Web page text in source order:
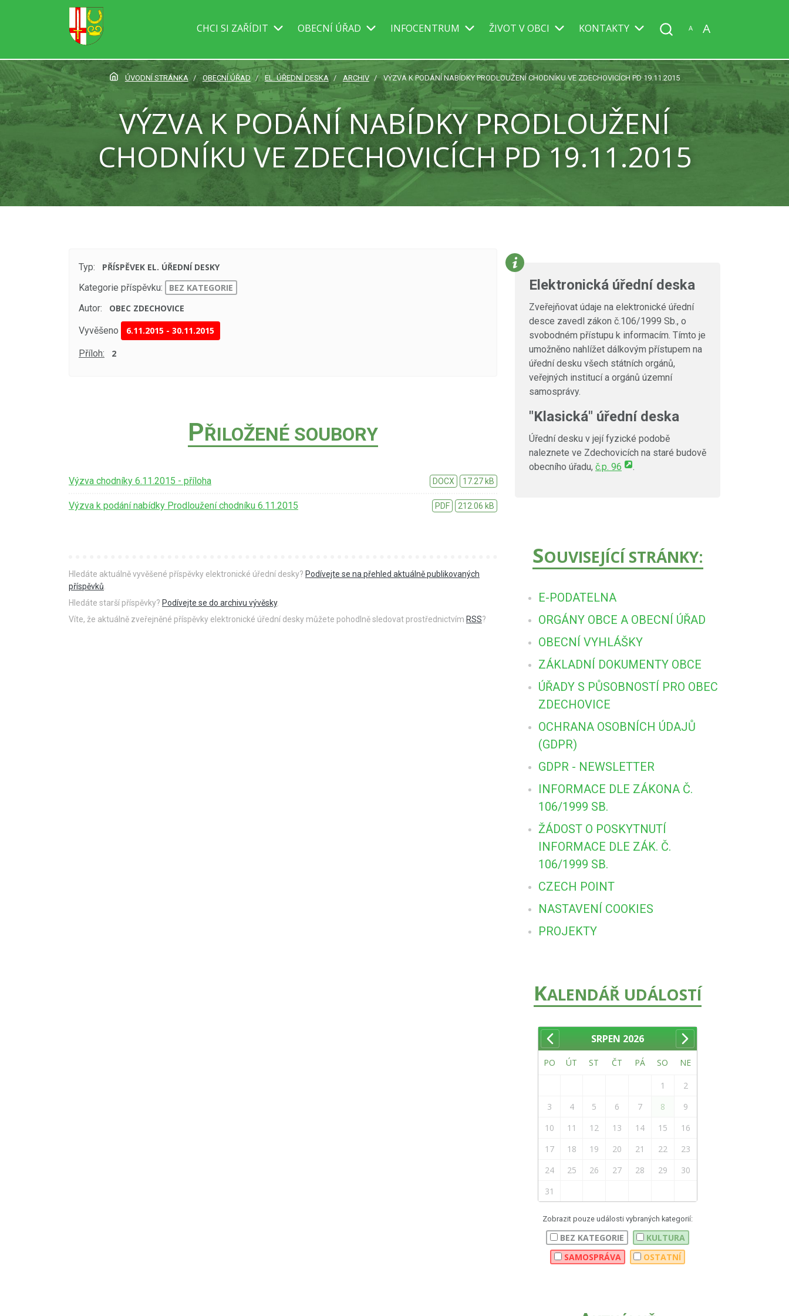
CHCI SI ZAŘÍDIT OBECNÍ ÚŘAD INFOCENTRUM ŽIVOT V OBCI KONTAKTY A A
ÚVODNÍ STRÁNKA OBECNÍ ÚŘAD EL. ÚŘEDNÍ DESKA ARCHIV VÝZVA K PODÁNÍ NABÍDKY PRODLOUŽENÍ CHODNÍKU VE ZDECHOVICÍCH PD 19.11.2015
VÝZVA K PODÁNÍ NABÍDKY PRODLOUŽENÍ
CHODNÍKU VE ZDECHOVICÍCH PD 19.11.2015
Typ:
PŘÍSPĚVEK EL. ÚŘEDNÍ DESKY
Kategorie příspěvku:
BEZ KATEGORIE
Autor:
OBEC ZDECHOVICE
Vyvěšeno 6.11.2015 -30.11.2015
Příloh: 2
PŘILOŽENÉ SOUBORY
Výzva chodníky 6.11.2015 - příloha DOCX 17.27 kB
Výzva k podání nabídky Prodloužení chodníku 6.11.2015 PDF 212.06 kB
Hledáte aktuálně vyvěšené příspěvky elektronické úřední desky? Podívejte se na přehled aktuálně publikovaných
příspěvků
Hledáte starší příspěvky? Podívejte se do archivu vývěsky.
Víte, že aktuálně zveřejněné příspěvky elektronické úřední desky můžete pohodlně sledovat prostřednictvím RSS?
Elektronická úřední deska
Zveřejňovat údaje na elektronické úřední
desce zavedl zákon č.106/1999 Sb., o
svobodném přístupu k informacím. Tímto je
umožněno nahlížet dálkovým přístupem na
úřední desku všech státních orgánů,
veřejných institucí a orgánů územní
samosprávy.
"Klasická" úřední deska
Úřední desku v její fyzické podobě
naleznete ve Zdechovicích na staré budově
obecního úřadu, č.p. 96 .
SOUVISEJÍCÍ STRÁNKY:
E-PODATELNA
ORGÁNY OBCE A OBECNÍ ÚŘAD
OBECNÍ VYHLÁŠKY
ZÁKLADNÍ DOKUMENTY OBCE
ÚŘADY S PŮSOBNOSTÍ PRO OBEC
ZDECHOVICE
OCHRANA OSOBNÍCH ÚDAJŮ
(GDPR)
GDPR - NEWSLETTER
INFORMACE DLE ZÁKONA Č.
106/1999 SB.
ŽÁDOST O POSKYTNUTÍ
INFORMACE DLE ZÁK. Č.
106/1999 SB.
CZECH POINT
NASTAVENÍ COOKIES
PROJEKTY
KALENDÁŘ UDÁLOSTÍ
SRPEN 2026
PO ÚT ST ČT PÁ SO NE
1
2
3
4 5 6 7 8
9
10
11 12 13 14 15
16
17
18 19 20 21 22
23
24
25 26 27 28 29
30
31
Zobrazit pouze události vybraných kategorií:
BEZ KATEGORIE
KULTURA
SAMOSPRÁVA
OSTATNÍ